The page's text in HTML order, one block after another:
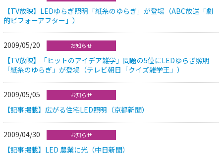
【TV放映】LEDゆらぎ照明「紙糸のゆらぎ」が登場（ABC放送「劇
的ビフォーアフター」）
2009/05/20 お知らせ
【TV放映】「ヒットのアイデア雑学」問題の5位にLEDゆらぎ照明
「紙糸のゆらぎ」が登場（テレビ朝日「クイズ雑学王」）
2009/05/05 お知らせ
【記事掲載】広がる住宅LED照明（京都新聞）
2009/04/30 お知らせ
【記事掲載】LED 農業に光（中日新聞）